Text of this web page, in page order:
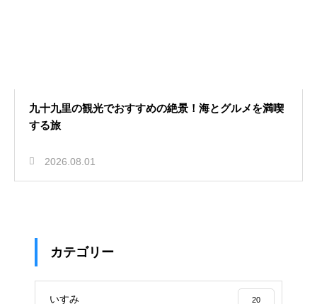
九十九里の観光でおすすめの絶景！海とグルメを満喫
する旅
2026.08.01
カテゴリー
いすみ 20